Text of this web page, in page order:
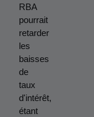
RBA
pourrait
retarder
les
baisses
de
taux
d'intérêt,
étant